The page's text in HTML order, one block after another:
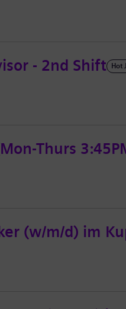
- 2nd Shift Hot
Thurs
(w/m/d) im